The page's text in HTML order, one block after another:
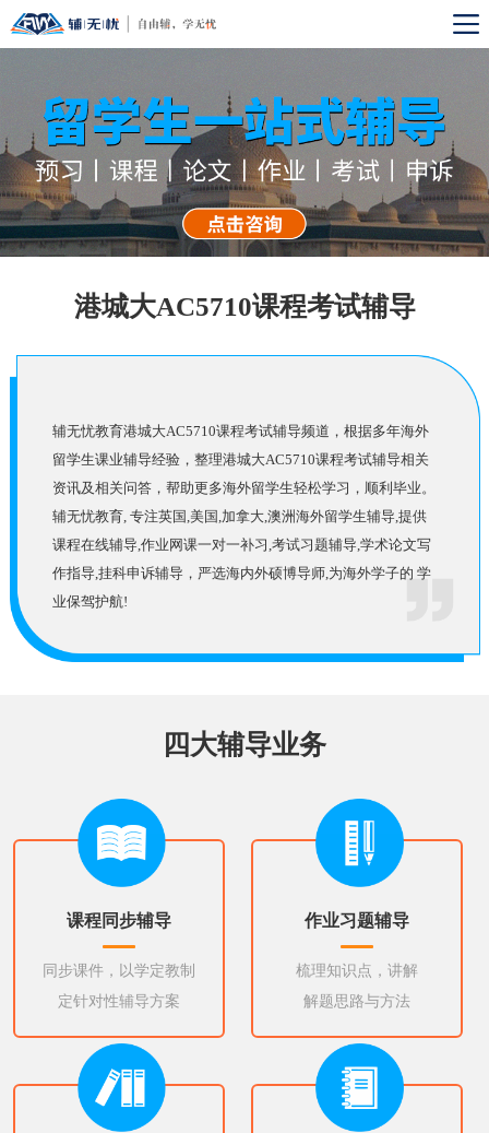
港城大AC5710课程考试辅导
辅无忧教育港城大AC5710课程考试辅导频道，根据多年海外
留学生课业辅导经验，整理港城大AC5710课程考试辅导相关
资讯及相关问答，帮助更多海外留学生轻松学习，顺利毕业。
辅无忧教育, 专注英国,美国,加拿大,澳洲海外留学生辅导,提供
课程在线辅导,作业网课一对一补习,考试习题辅导,学术论文写
作指导,挂科申诉辅导，严选海内外硕博导师,为海外学子的 学
业保驾护航!
四大辅导业务
课程同步辅导
同步课件，以学定教制
定针对性辅导方案
作业习题辅导
梳理知识点，讲解
解题思路与方法